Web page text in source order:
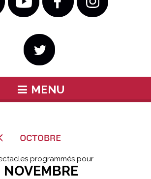
MENU
programmés pour
NOVEMBRE